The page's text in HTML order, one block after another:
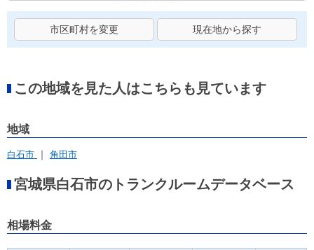
市区町村を変更 現在地から探す
この地域を見た人はこちらも見ています
地域
白石市 角田市
宮城県白石市のトランクルームデータベース
相場料金